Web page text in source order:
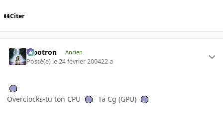
Citer
Pipotron Ancien
Posté(e) le 24 février 200422 a
Overclocks-tu ton CPU Ta Cg (GPU)